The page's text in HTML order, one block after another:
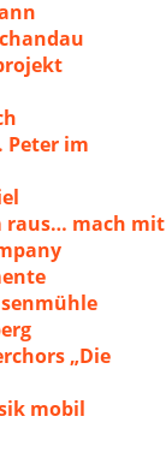
Peter im
raus… mach mit
„Die
mobil